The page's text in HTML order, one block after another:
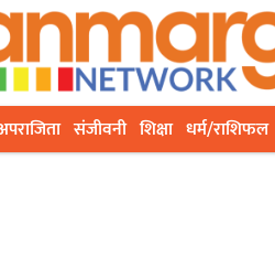
संजीवनी शिक्षा धर्म/राशिफल